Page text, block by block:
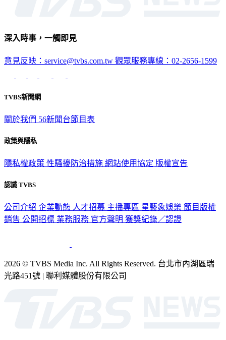
深入時事，一觸即見
意見反映：service@tvbs.com.tw 觀眾服務專線：02-2656-1599
TVBS新聞網
關於我們 56新聞台節目表
政策與隱私
隱私權政策 性騷擾防治措施 網站使用協定 版權宣告
認識 TVBS
公司介紹 企業動態 人才招募 主播專區 星藝象娛樂 節目版權
銷售 公開招標 業務服務 官方聲明 獲獎紀錄／認證
2026 © TVBS Media Inc. All Rights Reserved. 台北市內湖區瑞
光路451號 | 聯利媒體股份有限公司